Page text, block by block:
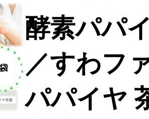
酵素パパ
／すわフ
パパイヤ